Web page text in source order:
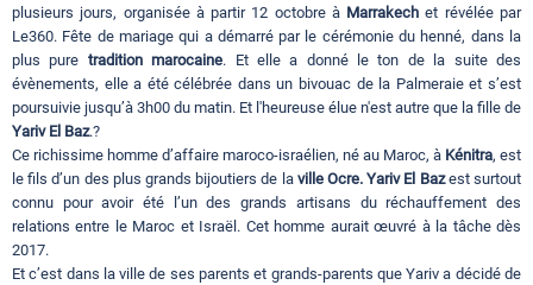
plusieurs jours, organisée à partir 12 octobre à Marrakech et révélée par
Le360. Fête de mariage qui a démarré par le cérémonie du henné, dans la
plus pure tradition marocaine. Et elle a donné le ton de la suite des
évènements, elle a été célébrée dans un bivouac de la Palmeraie et s’est
poursuivie jusqu’à 3h00 du matin. Et l'heureuse élue n'est autre que la fille de
Yariv El Baz.?
Ce richissime homme d’affaire maroco-israélien, né au Maroc, à Kénitra, est
le fils d’un des plus grands bijoutiers de la ville Ocre. Yariv El Bazest surtout
connu pour avoir été l’un des grands artisans du réchauffement des
relations entre le Maroc et Israël. Cet homme aurait œuvré à la tâche dès
2017.
Et c’est dans la ville de ses parents et grands-parents que Yariv a décidé de